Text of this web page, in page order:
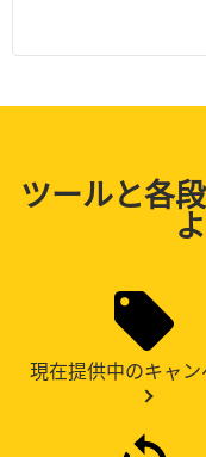
ツールと各
現在提供中のキャン